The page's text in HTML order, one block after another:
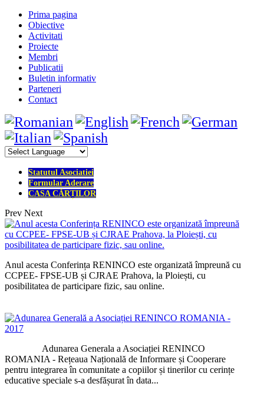
Prima pagina
Obiective
Activitati
Proiecte
Membri
Publicatii
Buletin informativ
Parteneri
Contact
Statutul Asociatiei
Formular Aderare
CASA CĂRȚILOR
Prev Next
Anul acesta Conferința RENINCO este organizată împreună cu
CCPEE- FPSE-UB și CJRAE Prahova, la Ploiești, cu
posibilitatea de participare fizic, sau online.
Adunarea Generala a Asociației RENINCO
ROMANIA - Rețeaua Națională de Informare și Cooperare
pentru integrarea în comunitate a copiilor și tinerilor cu cerințe
educative speciale s-a desfășurat în data...